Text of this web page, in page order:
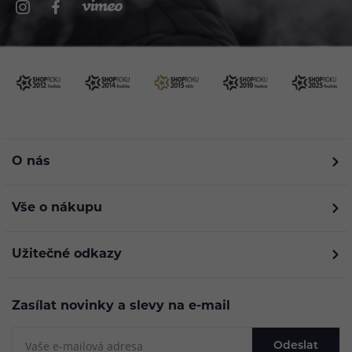
O nás
Vše o nákupu
Užitečné odkazy
Zasílat novinky a slevy na e-mail
Odeslat